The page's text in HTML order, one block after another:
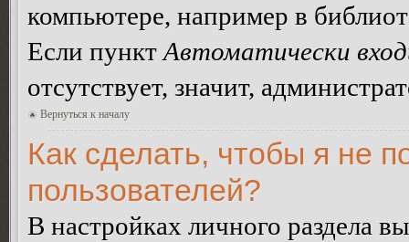
компьютере, например в
Если пункт Автоматически
отсутствует, значит,
Вернуться к началу
Как сделать, чтобы я не
пользователей?
В настройках личного раздела